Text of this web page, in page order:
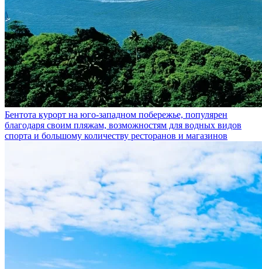
Бентота курорт на юго-западном побережье, популярен
благодаря своим пляжам, возможностям для водных видов
спорта и большому количеству ресторанов и магазинов